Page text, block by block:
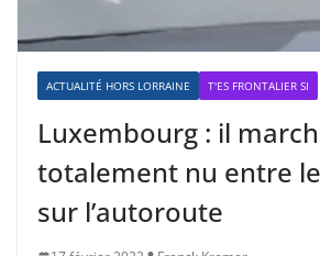
ACTUALITÉ HORS LORRAINE T'ES FRONTALIER SI
Luxembourg : il
totalement nu entre
sur l’autoroute